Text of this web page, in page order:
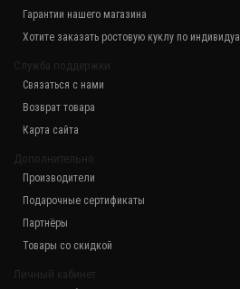
Гарантии нашего магазина
Хотите заказать ростовую куклу по
Служба поддержки
Связаться с нами
Возврат товара
Карта сайта
Дополнительно
Производители
Подарочные сертификаты
Партнёры
Товары со скидкой
Личный кабинет